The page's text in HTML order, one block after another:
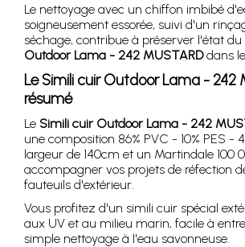
Le nettoyage avec un chiffon imbibé
soigneusement essorée, suivi d'un
séchage, contribue à préserver l'état du
Outdoor Lama - 242 MUSTARDdans
Le Simili cuir Outdoor Lama - 242
résumé
Le Simili cuir Outdoor Lama - 242
une composition 86% PVC - 10% PES -
largeur de 140cm et un Martindale 100
accompagner vos projets de réfection
fauteuils d'extérieur.
Vous profitez d'un simili cuir spécial
aux UV et au milieu marin, facile à
simple nettoyage à l'eau savonneuse.